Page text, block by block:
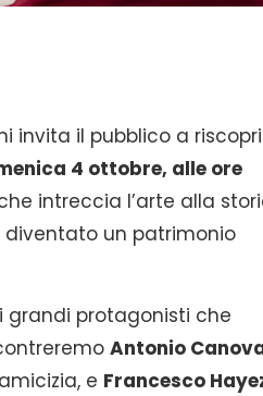
invita il pubblico a
4 ottobre, alle ore
intreccia l’arte alla
diventato un patrimonio
grandi protagonisti che
Antonio
e Francesco